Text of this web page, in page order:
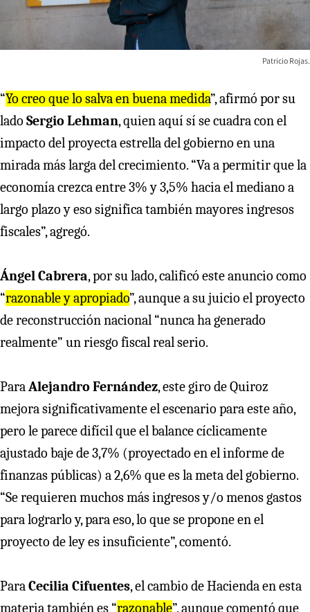
Patricio Rojas.
“Yo creo que lo salva en buena medida”, afirmó por su
lado Sergio Lehman, quien aquí sí se cuadra con el
impacto del proyecta estrella del gobierno en una
mirada más larga del crecimiento. “Va a permitir que la
economía crezca entre 3% y 3,5% hacia el mediano a
largo plazo y eso significa también mayores ingresos
fiscales”, agregó.
Ángel Cabrera, por su lado, calificó este anuncio como
“razonable y apropiado”, aunque a su juicio el proyecto
de reconstrucción nacional “nunca ha generado
realmente” un riesgo fiscal real serio.
ParaAlejandro Fernández, este giro de Quiroz
mejora significativamente el escenario para este año,
pero le parece difícil que el balance cíclicamente
ajustado baje de 3,7% (proyectado en el informe de
finanzas públicas) a 2,6% que es la meta del gobierno.
“Se requieren muchos más ingresos y/o menos gastos
para lograrlo y, para eso, lo que se propone en el
proyecto de ley es insuficiente”, comentó.
ParaCecilia Cifuentes, el cambio de Hacienda en esta
materia también es “razonable”, aunque comentó que